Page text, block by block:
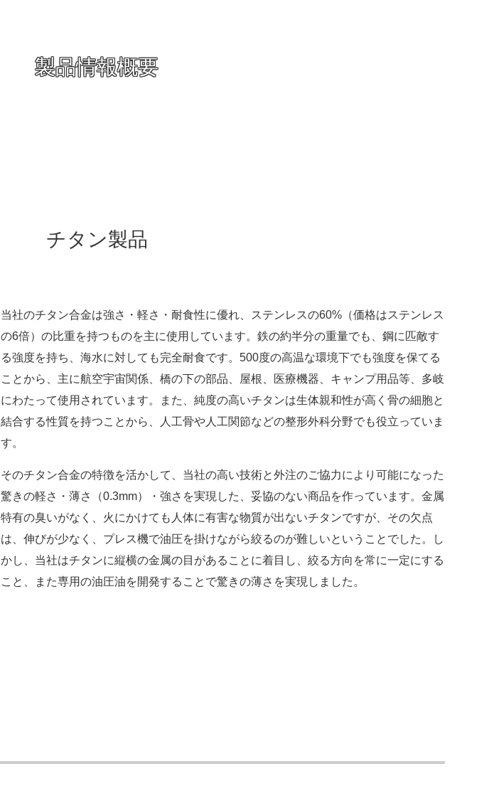
製品情報概要
チタン製品
当社のチタン合金は強さ・軽さ・耐食性に優れ、ステンレスの60%（価格はステンレス
の6倍）の比重を持つものを主に使用しています。鉄の約半分の重量でも、鋼に匹敵す
る強度を持ち、海水に対しても完全耐食です。500度の高温な環境下でも強度を保てる
ことから、主に航空宇宙関係、橋の下の部品、屋根、医療機器、キャンプ用品等、多岐
にわたって使用されています。また、純度の高いチタンは生体親和性が高く骨の細胞と
結合する性質を持つことから、人工骨や人工関節などの整形外科分野でも役立っていま
す。
そのチタン合金の特徴を活かして、当社の高い技術と外注のご協力により可能になった
驚きの軽さ・薄さ（0.3mm）・強さを実現した、妥協のない商品を作っています。金属
特有の臭いがなく、火にかけても人体に有害な物質が出ないチタンですが、その欠点
は、伸びが少なく、プレス機で油圧を掛けながら絞るのが難しいということでした。し
かし、当社はチタンに縦横の金属の目があることに着目し、絞る方向を常に一定にする
こと、また専用の油圧油を開発することで驚きの薄さを実現しました。